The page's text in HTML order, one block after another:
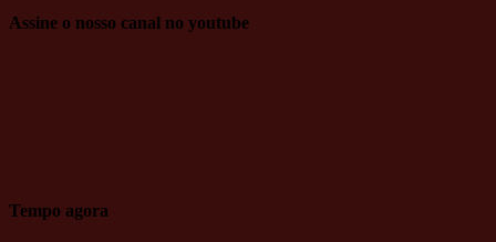
Assine o nosso canal no youtube
Tempo agora